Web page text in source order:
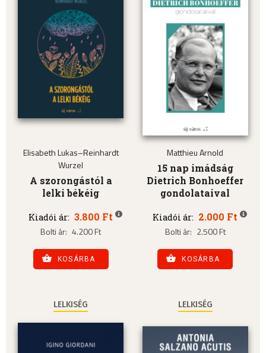
Elisabeth Lukas–Reinhardt
Wurzel
A szorongástól a
lelki békéig
Kiadói ár: 3.800 Ft
Bolti ár: 4.200 Ft
KOSÁRBA
Matthieu Arnold
15 nap imádság
Dietrich Bonhoeffer
gondolataival
Kiadói ár: 2.000 Ft
Bolti ár: 2.500 Ft
KOSÁRBA
LELKISÉG LELKISÉG